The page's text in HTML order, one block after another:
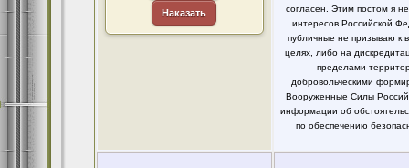
Наказать
согласен. Этим постом я
интересов Российской
публичные не призываю к
целях, либо на
пределами
добровольческими
Вооруженные Силы
информации об
по обеспечению